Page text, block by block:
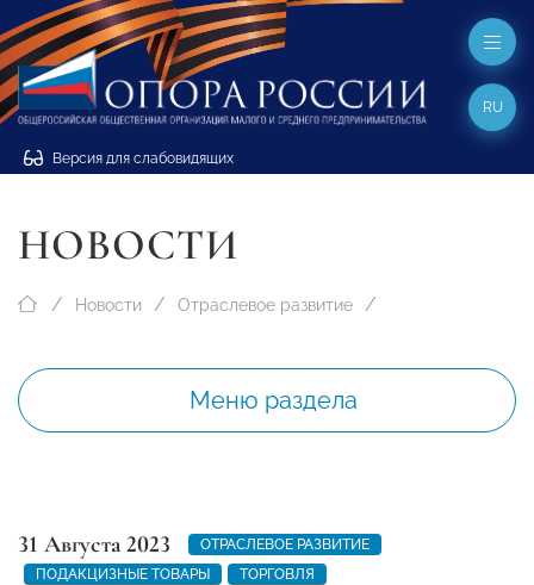
Версия для слабовидящих
RU
НОВОСТИ
Новости Отраслевое развитие
Меню раздела
31 Августа 2023
ОТРАСЛЕВОЕ РАЗВИТИЕ
ПОДАКЦИЗНЫЕ ТОВАРЫ
ТОРГОВЛЯ